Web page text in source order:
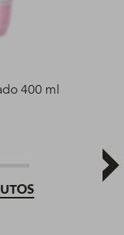
400 ml